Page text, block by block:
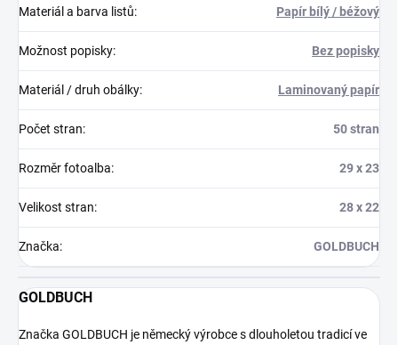
Materiál a barva listů: Papír bílý / béžový
Možnost popisky: Bez popisky
Materiál / druh obálky: Laminovaný papír
Počet stran: 50 stran
Rozměr fotoalba: 29 x 23
Velikost stran: 28 x 22
Značka: GOLDBUCH
GOLDBUCH
Značka GOLDBUCH je německý výrobce s dlouholetou tradicí ve